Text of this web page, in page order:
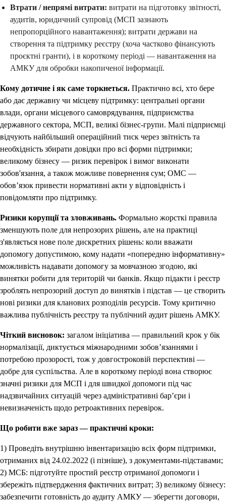
Втрати / непрямі витрати: витрати на підготовку звітності,
аудитів, юридичний супровід (МСП зазнають
непропорційного навантаження); витрати держави на
створення та підтримку реєстру (хоча частково фінансують
проєктні гранти), і в короткому періоді — навантаження на
АМКУ для обробки накопиченої інформації.
Кому дотичне і як саме торкнеться. Практично всі, хто бере
або дає державну чи місцеву підтримку: центральні органи
влади, органи місцевого самоврядування, підприємства
державного сектора, МСП, великі бізнес-групи. Малі підприємці
відчують найбільший операційний тиск через звітність та
необхідність збирати довідки про всі форми підтримки;
великому бізнесу — ризик перевірок і вимог виконати
зобов'язання, а також можливе повернення сум; ОМС —
обов’язок привести нормативні акти у відповідність і
повідомляти про підтримку.
Ризики корупції та зловживань. Формально жорсткі правила
зменшують поле для непрозорих рішень, але на практиці
з'являється нове поле дискретних рішень: коли вважати
допомогу допустимою, кому надати «попередню інформативну»
можливість надавати допомогу за мовчазною згодою, які
винятки робити для територій чи банків. Якщо підакти і реєстр
зроблять непрозорий доступ до винятків і підстав — це створить
нові ризики для кланових розподілів ресурсів. Тому критично
важлива публічність реєстру та публічний аудит рішень АМКУ.
Чіткий висновок: загалом ініціатива — правильний крок у бік
нормалізації, диктується міжнародними зобов’язаннями і
потребою прозорості, тож у довгостроковій перспективі —
добре для суспільства. Але в короткому періоді вона створює
значні ризики для МСП і для швидкої допомоги під час
надзвичайних ситуацій через адміністративні бар’єри і
невизначеність щодо ретроактивних перевірок.
Що робити вже зараз — практичні кроки:
1) Проведіть внутрішню інвентаризацію всіх форм підтримки,
отриманих від 24.02.2022 (і пізніше), з документами-підставами;
2) МСБ: підготуйте простий реєстр отриманої допомоги і
збережіть підтвердження фактичних витрат; 3) великому бізнесу:
забезпечити готовність до аудиту АМКУ — зберегти договори,